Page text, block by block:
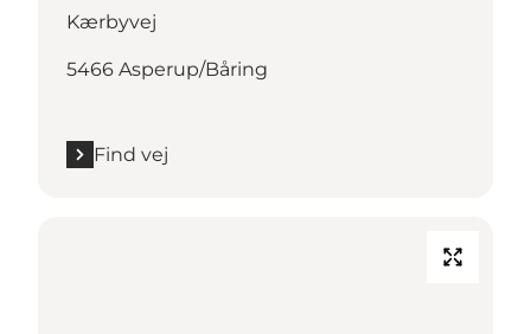
Kærbyvej
5466 Asperup/Båring
Find vej